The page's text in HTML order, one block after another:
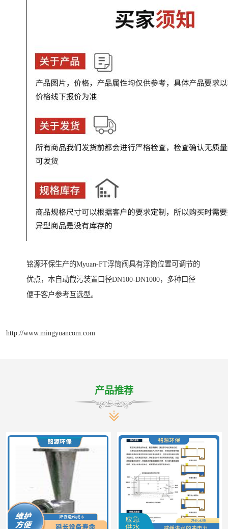
铭源环保生产的Myuan-FT浮筒阀具有浮筒位置可调节的
优点，本自动截污装置口径DN100-DN1000，多种口径
便于客户参考互选型。
http://www.mingyuancom.com
产品推荐